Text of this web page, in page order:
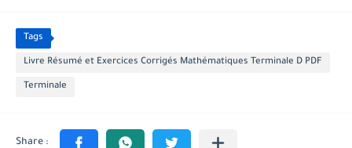
Tags
Livre Résumé et Exercices Corrigés Mathématiques Terminale D PDF
Terminale